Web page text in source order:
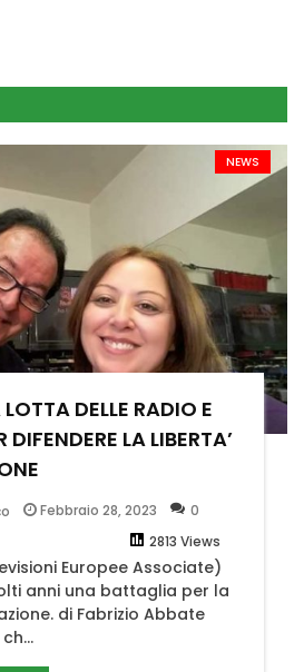
NEWS
DELLE RADIO E
DIFENDERE LA LIBERTA’
Febbraio 28, 2023
2813 Views
0
Europee Associate)
anni una battaglia per la
di Fabrizio Abbate